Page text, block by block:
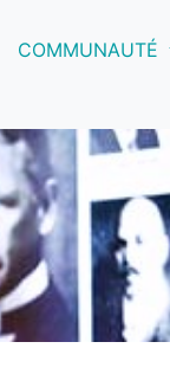
COMMUNAUTÉ